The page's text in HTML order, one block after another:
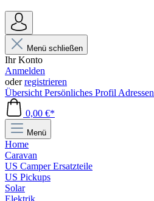
Menü schließen
Ihr Konto
Anmelden
oderregistrieren
Übersicht Persönliches Profil Adressen
0,00 €*
Menü
Home
Caravan
US Camper Ersatzteile
US Pickups
Solar
Elektrik